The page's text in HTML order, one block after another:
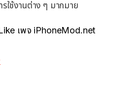
ใช้งานต่าง ๆ มากมาย
เพจ iPhoneMod.net